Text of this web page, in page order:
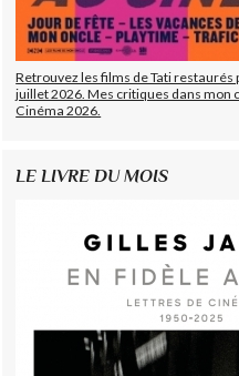
Retrouvez les films de Tati
juillet 2026. Mes critiques dans mon
Cinéma 2026.
LE LIVRE DU MOIS